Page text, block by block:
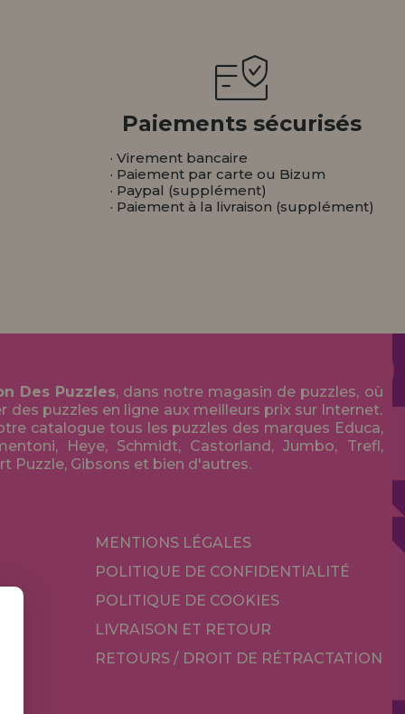
Paiements sécurisés
· Virement bancaire
· Paiement par carte ou Bizum
· Paypal (supplément)
· Paiement à la livraison (supplément)
Des Puzzles, dans notre magasin de puzzles, où
des puzzles en ligne aux meilleurs prix sur Internet.
catalogue tous les puzzles des marques Educa,
Heye, Schmidt, Castorland, Jumbo, Trefl,
Puzzle, Gibsons et bien d'autres.
MENTIONS LÉGALES
POLITIQUE DE CONFIDENTIALITÉ
POLITIQUE DE COOKIES
LIVRAISON ET RETOUR
RETOURS / DROIT DE RÉTRACTATION